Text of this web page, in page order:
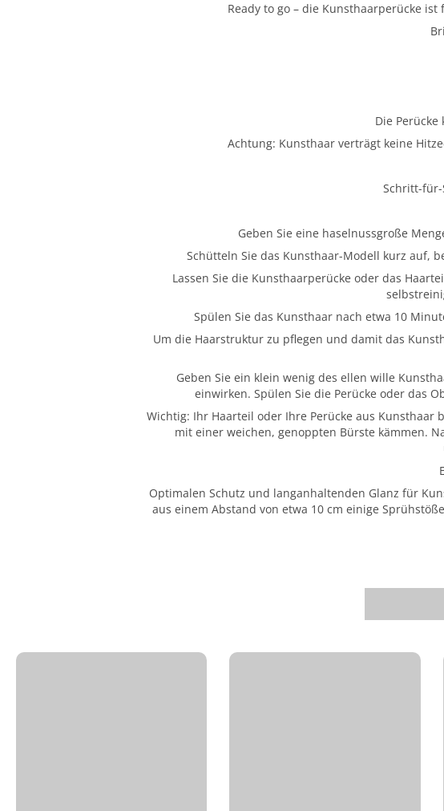
Ready to go – die Kunsthaarperücke
Die
Achtung: Kunsthaar verträgt keine
Schritt-
Geben Sie eine haselnussgroße
Schütteln Sie das Kunsthaar-Modell kurz auf,
Lassen Sie die Kunsthaarperücke oder das
Spülen Sie das Kunsthaar nach etwa 10
Um die Haarstruktur zu pflegen und damit das
Geben Sie ein klein wenig des ellen wille
einwirken. Spülen Sie die Perücke oder das
Wichtig: Ihr Haarteil oder Ihre Perücke aus
mit einer weichen, genoppten Bürste kämmen.
Optimalen Schutz und langanhaltenden Glanz für
aus einem Abstand von etwa 10 cm einige